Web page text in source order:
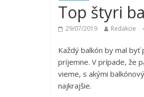
Top štyri
29/07/2019 Redakcie
Každý balkón by mal byť
príjemne. V prípade, že
vieme, s akými
najkrajšie.